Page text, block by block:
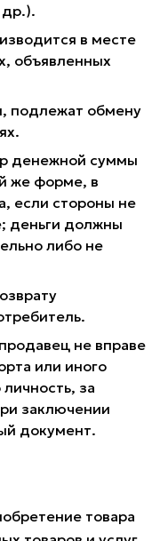
др.).
в месте
объявленных
подлежат обмену
денежной суммы
же форме, в
если стороны не
деньги должны
либо не
не вправе
или иного
за
заключении
документ.
товара